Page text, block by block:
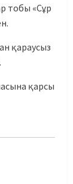
тобы «Сұр
қараусыз
қарсы